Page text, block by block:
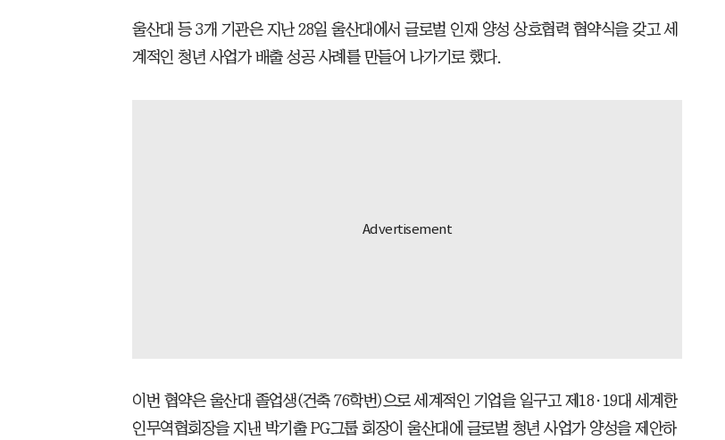
울산대 등 3개 기관은 지난 28일 울산대에서 글로벌 인재 양성 상호협력 협약식을 갖고 세
계적인 청년 사업가 배출 성공 사례를 만들어 나가기로 했다.
이번 협약은 울산대 졸업생(건축 76학번)으로 세계적인 기업을 일구고 제18·19대 세계한
인무역협회장을 지낸 박기출 PG그룹 회장이 울산대에 글로벌 청년 사업가 양성을 제안하